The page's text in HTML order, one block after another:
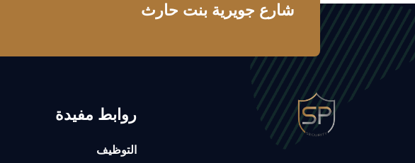
شارع جويرية بنت حارث
روابط مفيدة
التوظيف